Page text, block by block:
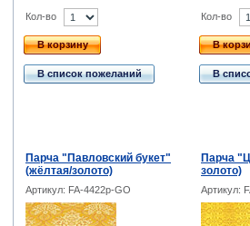
Кол-во
В корзину
В список пожеланий
Кол-во
В
В
Парча "Павловский букет"
(жёлтая/золото)
Парча
золото)
Артикул: FA-4422p-GO Артикул: